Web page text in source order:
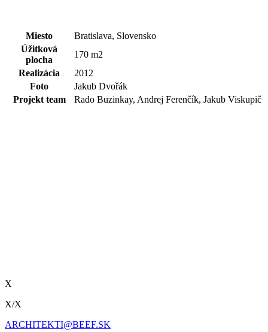
Miesto
Bratislava, Slovensko
Úžitková
plocha
170 m2
Realizácia
2012
Foto
Jakub Dvořák
Projekt team
Rado Buzinkay, Andrej Ferenčík, Jakub Viskupič
X
X/X
ARCHITEKTI@BEEF.SK